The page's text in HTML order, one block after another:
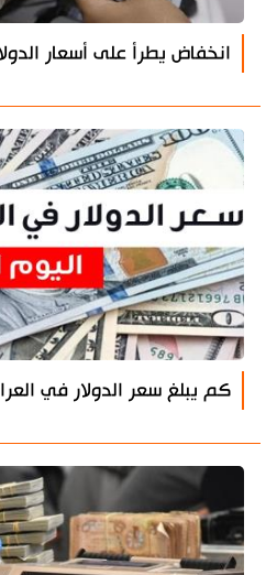
انخفاض يطرأ على أسعار
كم يبلغ سعر الدولار في